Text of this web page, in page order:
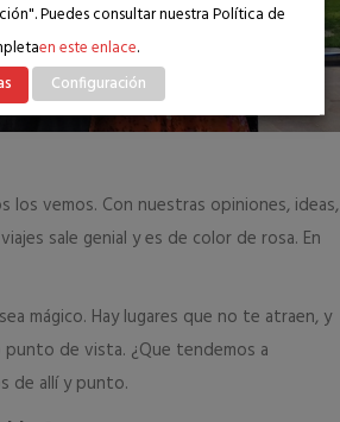
vemos. Con nuestras opiniones, ideas,
sale genial y es de color de rosa. En
mágico. Hay lugares que no te atraen, y
de vista. ¿Que tendemos a
de allí y punto.
Puedes consultar nuestra Política de
en este enlace.
Configuración